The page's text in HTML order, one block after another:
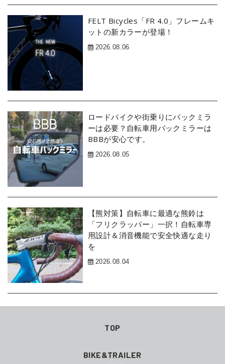
FELT Bicycles「FR 4.0」フレームキ
ットの新カラーが登場！
2026.08.06
ロードバイクや街乗りにバックミラ
ーは必要？自転車用バックミラーは
BBBが安心です。
2026.08.05
【熊対策】自転車に最適な熊鈴は
「フリクラッパー」一択！自転車専
用設計＆消音機能で安全快適な走り
を
2026.08.04
TOP
BIKE&TRAILER